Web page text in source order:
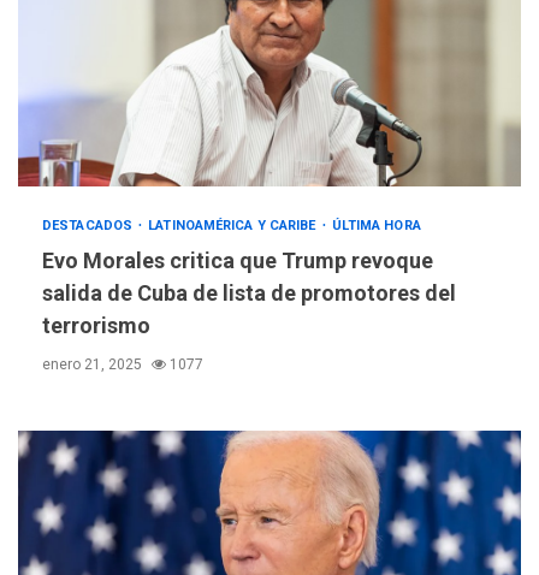
DESTACADOS LATINOAMÉRICA Y CARIBE ÚLTIMA HORA
Evo Morales critica que Trump revoque
salida de Cuba de lista de promotores del
terrorismo
enero 21, 2025 1077